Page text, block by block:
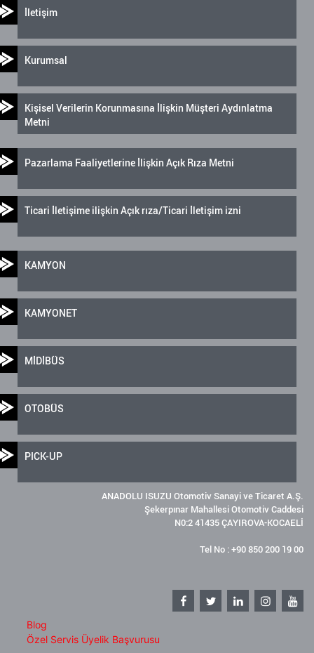
İletişim
Kurumsal
Kişisel Verilerin Korunmasına İlişkin Müşteri Aydınlatma
Metni
Pazarlama Faaliyetlerine İlişkin Açık Rıza Metni
Ticari İletişime ilişkin Açık rıza/Ticari İletişim izni
KAMYON
KAMYONET
MİDİBÜS
OTOBÜS
PICK-UP
ANADOLU ISUZU Otomotiv Sanayi ve Ticaret A.Ş.
Şekerpınar Mahallesi Otomotiv Caddesi
N0:2 41435 ÇAYIROVA-KOCAELİ
Tel No : +90 850 200 19 00
Blog
Özel Servis Üyelik Başvurusu